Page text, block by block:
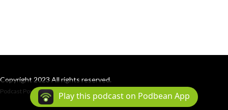
Copyright 2023 All rights reserved.
Podcast Powered By Podbean
Play this podcast on Podbean App